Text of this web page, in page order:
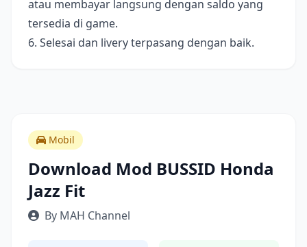
atau membayar langsung dengan saldo yang
tersedia di game.
6. Selesai dan livery terpasang dengan baik.
Mobil
Download Mod BUSSID Honda
Jazz Fit
By MAH Channel